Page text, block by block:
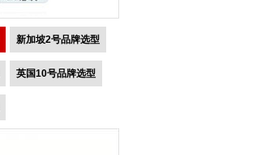
新加坡2号品牌选型
英国10号品牌选型